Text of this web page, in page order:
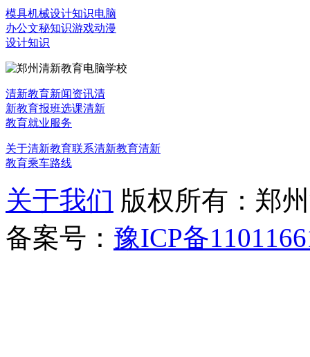
模具机械设计知识电脑
办公文秘知识游戏动漫
设计知识
清新教育新闻资讯清
新教育报班选课清新
教育就业服务
关于清新教育联系清新教育清新
教育乘车路线
关于我们 版权所有：郑
备案号： 豫ICP备